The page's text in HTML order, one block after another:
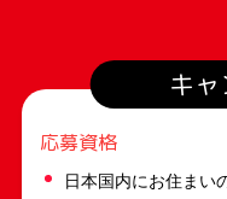
キ
応募資格
日本国内にお住まい